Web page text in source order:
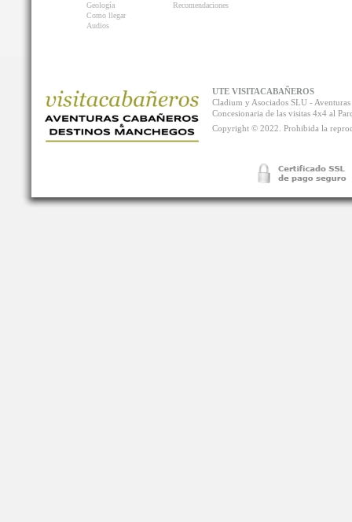
Geología
Como llegar
Audios
Recomendaciones
UTE VISITACABAÑEROS
Cladium y Asociados SLU -
Concesionaria de las visitas 4x4 al
Copyright © 2022. Prohibida la